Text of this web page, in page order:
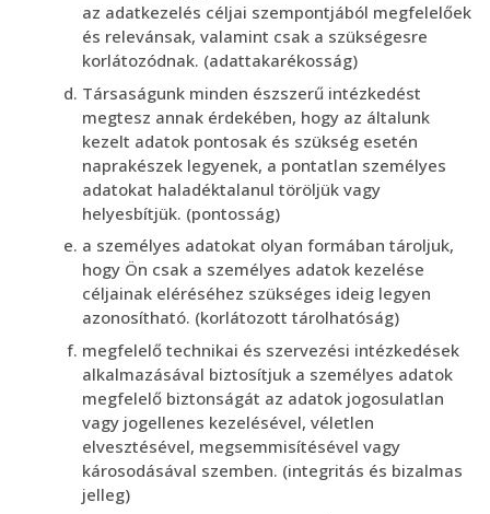
az adatkezelés céljai szempontjából megfelelőek
és relevánsak, valamint csak a szükségesre
korlátozódnak. (adattakarékosság)
Társaságunk minden észszerű intézkedést
megtesz annak érdekében, hogy az általunk
kezelt adatok pontosak és szükség esetén
naprakészek legyenek, a pontatlan személyes
adatokat haladéktalanul töröljük vagy
helyesbítjük. (pontosság)
a személyes adatokat olyan formában tároljuk,
hogy Ön csak a személyes adatok kezelése
céljainak eléréséhez szükséges ideig legyen
azonosítható. (korlátozott tárolhatóság)
megfelelő technikai és szervezési intézkedések
alkalmazásával biztosítjuk a személyes adatok
megfelelő biztonságát az adatok jogosulatlan
vagy jogellenes kezelésével, véletlen
elvesztésével, megsemmisítésével vagy
károsodásával szemben. (integritás és bizalmas
jelleg)